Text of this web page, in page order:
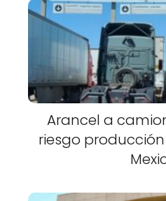
Arancel a
riesgo